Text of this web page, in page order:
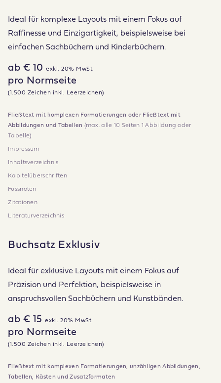
Ideal für komplexe Layouts mit einem Fokus auf
Raffinesse und Einzigartigkeit, beispielsweise bei
einfachen Sachbüchern und Kinderbüchern.
ab € 10 exkl. 20% MwSt.
pro Normseite
(1.500 Zeichen inkl. Leerzeichen)
Fließtext mit komplexen Formatierungen oder Fließtext mit
Abbildungen und Tabellen (max. alle 10 Seiten 1 Abbildung oder
Tabelle)
Impressum
Inhaltsverzeichnis
Kapitelüberschriften
Fussnoten
Zitationen
Literaturverzeichnis
Buchsatz Exklusiv
Ideal für exklusive Layouts mit einem Fokus auf
Präzision und Perfektion, beispielsweise in
anspruchsvollen Sachbüchern und Kunstbänden.
ab € 15 exkl. 20% MwSt.
pro Normseite
(1.500 Zeichen inkl. Leerzeichen)
Fließtext mit komplexen Formatierungen, unzähligen Abbildungen,
Tabellen, Kästen und Zusatzformaten